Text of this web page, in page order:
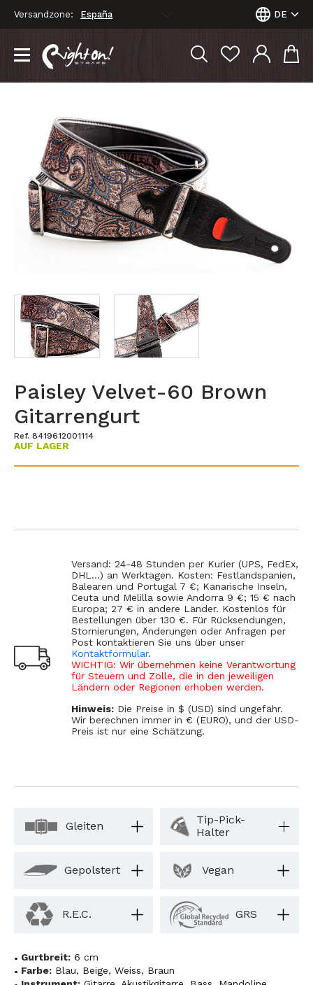
Versandzone: DE
Paisley Velvet-60 Brown
Gitarrengurt
Ref. 8419612001114
AUF LAGER
Versand: 24-48 Stunden per Kurier (UPS, FedEx,
DHL...) an Werktagen. Kosten: Festlandspanien,
Balearen und Portugal 7 €; Kanarische Inseln,
Ceuta und Melilla sowie Andorra 9 €; 15 € nach
Europa; 27 € in andere Länder. Kostenlos für
Bestellungen über 130 €. Für Rücksendungen,
Stornierungen, Änderungen oder Anfragen per
Post kontaktieren Sie uns über unser
Kontaktformular.
WICHTIG: Wir übernehmen keine Verantwortung
für Steuern und Zölle, die in den jeweiligen
Ländern oder Regionen erhoben werden.
Hinweis: Die Preise in $ (USD) sind ungefähr.
Wir berechnen immer in € (EURO), und der USD-
Preis ist nur eine Schätzung.
Gleiten
Tip-Pick-
Halter
Gepolstert Vegan
R.E.C. GRS
Gurtbreit: 6 cm
Farbe: Blau, Beige, Weiss, Braun